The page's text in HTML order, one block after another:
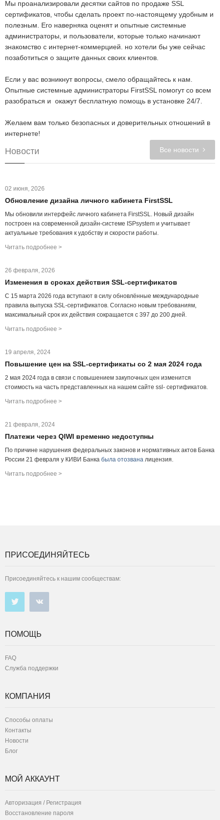
Мы проанализировали десятки сайтов по продаже SSL
сертификатов, чтобы сделать проект по-настоящему удобным и
полезным. Его наверняка оценят и опытные системные
администраторы, и пользователи, которые только начинают
знакомство с интернет-коммерцией. но хотели бы уже сейчас
позаботиться о защите данных своих клиентов.
Если у вас возникнут вопросы, смело обращайтесь к нам.
Опытные системные администраторы FirstSSL помогут со всем
разобраться и окажут бесплатную помощь в установке 24/7.
Желаем вам только безопасных и доверительных отношений в
интернете!
Новости Все новости
02 июня, 2026
Обновление дизайна личного кабинета FirstSSL
Мы обновили интерфейс личного кабинета FirstSSL. Новый дизайн
построен на современной дизайн-системе ISPsystem и учитывает
актуальные требования к удобству и скорости работы.
Читать подробнее >
26 февраля, 2026
Изменения в сроках действия SSL‑сертификатов
С 15 марта 2026 года вступают в силу обновлённые международные
правила выпуска SSL‑сертификатов. Согласно новым требованиям,
максимальный срок их действия сокращается с 397 до 200 дней.
Читать подробнее >
19 апреля, 2024
Повышение цен на SSL-сертификаты со 2 мая 2024 года
2 мая 2024 года в связи с повышением закупочных цен изменится
стоимость на часть представленных на нашем сайте ssl- сертификатов.
Читать подробнее >
21 февраля, 2024
Платежи через QIWI временно недоступны
По причине нарушения федеральных законов и нормативных актов Банка
России 21 февраля у КИВИ Банка была отозвана лицензия.
Читать подробнее >
ПРИСОЕДИНЯЙТЕСЬ
Присоединяйтесь к нашим сообществам:
ПОМОЩЬ
FAQ
Служба поддержки
КОМПАНИЯ
Способы оплаты
Контакты
Новости
Блог
МОЙ АККАУНТ
Авторизация / Регистрация
Восстановление пароля